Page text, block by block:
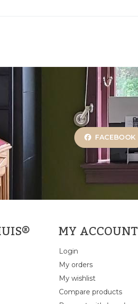
FACEBOOK
MY ACCOUNT
Login
My orders
My wishlist
Compare products